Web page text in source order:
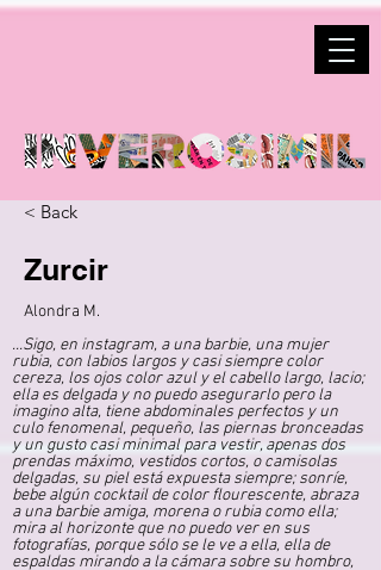
< Back
Zurcir
Alondra M.
...Sigo, en instagram, a una barbie, una mujer
rubia, con labios largos y casi siempre color
cereza, los ojos color azul y el cabello largo, lacio;
ella es delgada y no puedo asegurarlo pero la
imagino alta, tiene abdominales perfectos y un
culo fenomenal, pequeño, las piernas bronceadas
y un gusto casi minimal para vestir, apenas dos
prendas máximo, vestidos cortos, o camisolas
delgadas, su piel está expuesta siempre; sonríe,
bebe algún cocktail de color flourescente, abraza
a una barbie amiga, morena o rubia como ella;
mira al horizonte que no puedo ver en sus
fotografías, porque sólo se le ve a ella, ella de
espaldas mirando a la cámara sobre su hombro,